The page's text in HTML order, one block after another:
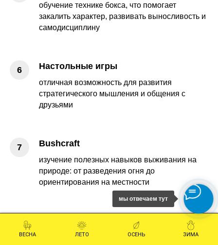
обучение технике бокса, что помогает
закалить характер, развивать выносливость и
самодисциплину
Настольные игры
отличная возможность для развития
стратегического мышления и общения с
друзьями
Bushcraft
изучение полезных навыков выживания на
природе: от разведения огня до
ориентирования на местности
Стрельба из лука
развитие концентрации и эмоционального
мы отвечаем тут
ВЕСНА ЛЕТО ОСЕНЬ ЗИМА